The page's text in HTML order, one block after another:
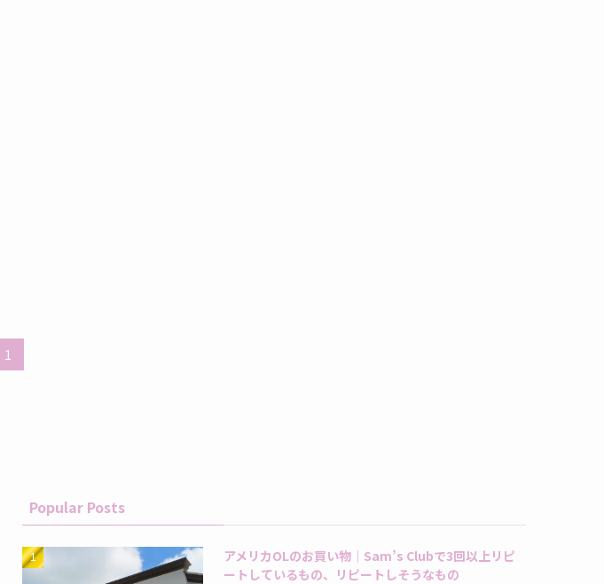
1
Popular Posts
アメリカOLのお買い物｜Sam’s Clubで3回以上リピ
ートしているもの、リピートしそうなもの